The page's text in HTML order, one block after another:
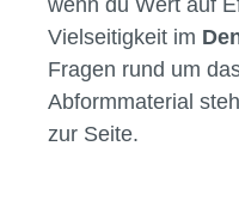
Mund entfernen
findest du eine
Marken und
abgestimmt auf die
und Labor.